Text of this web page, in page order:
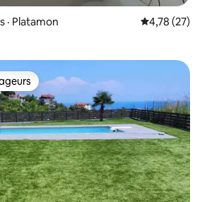
· Platamon Note
4,78 (27)